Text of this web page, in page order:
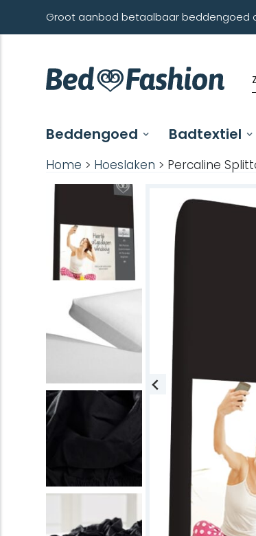
Groot aanbod betaalbaar beddengoed
Beddengoed Badtextiel
Home > Hoeslaken > Percaline